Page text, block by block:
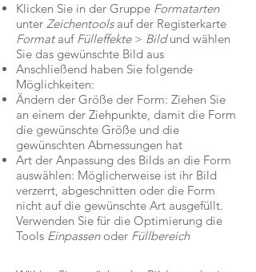
Klicken Sie in der Gruppe Formatarten
unter Zeichentoolsauf der Registerkarte
Formatauf Fülleffekte> Bildund wählen
Sie das gewünschte Bild aus
Anschließend haben Sie folgende
Möglichkeiten:
Ändern der Größe der Form: Ziehen Sie
an einem der Ziehpunkte, damit die Form
die gewünschte Größe und die
gewünschten Abmessungen hat
Art der Anpassung des Bilds an die Form
auswählen: Möglicherweise ist ihr Bild
verzerrt, abgeschnitten oder die Form
nicht auf die gewünschte Art ausgefüllt.
Verwenden Sie für die Optimierung die
Tools Einpassenoder Füllbereich